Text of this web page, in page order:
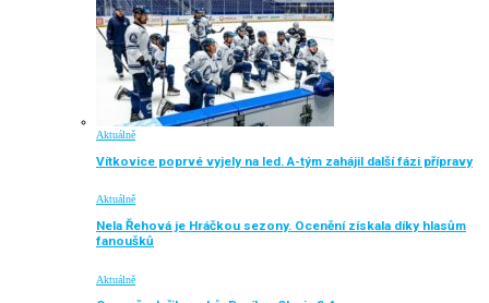
Aktuálně
Vítkovice poprvé vyjely na led. A-tým zahájil další fázi přípravy
Aktuálně
Nela Řehová je Hráčkou sezony. Ocenění získala díky hlasům
fanoušků
Aktuálně